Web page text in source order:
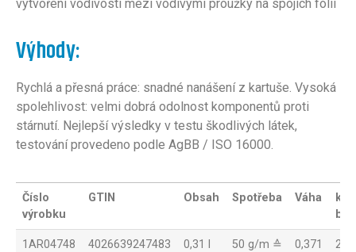
vytvoření vodivosti mezi vodivými proužky na spojích fólií
Výhody:
Rychlá a přesná práce: snadné nanášení z kartuše. Vysoká
spolehlivost: velmi dobrá odolnost komponentů proti
stárnutí. Nejlepší výsledky v testu škodlivých látek,
testování provedeno podle AgBB / ISO 16000.
Číslo
výrobku
GTIN Obsah Spotřeba Váha
ks /
bal
1AR04748 4026639247483 0,31 l
50 g/m ≙
0,371
24